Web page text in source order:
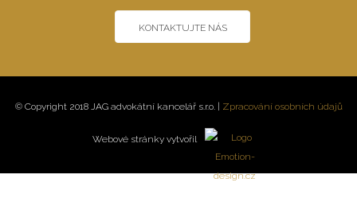
KONTAKTUJTE NÁS
© Copyright 2018 JAG advokátní kancelář s.r.o. | Zpracování osobních údajů
Webové stránky vytvořil